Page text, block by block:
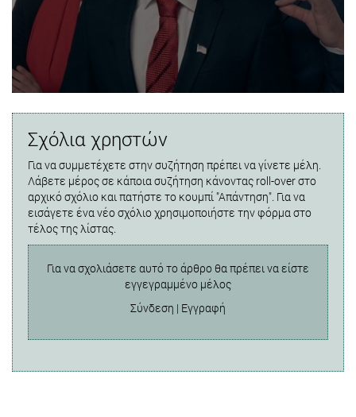
Σχόλια χρηστών
Για να συμμετέχετε στην συζήτηση πρέπει να γίνετε μέλη.
Λάβετε μέρος σε κάποια συζήτηση κάνοντας roll-over στο
αρχικό σχόλιο και πατήστε το κουμπί "Απάντηση". Για να
εισάγετε ένα νέο σχόλιο χρησιμοποιήστε την φόρμα στο
τέλος της λίστας.
Για να σχολιάσετε αυτό το άρθρο θα πρέπει να είστε
εγγεγραμμένο μέλος
Σύνδεση | Εγγραφή